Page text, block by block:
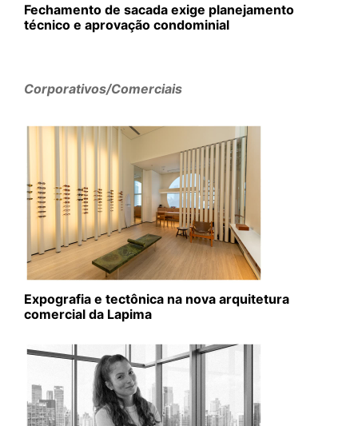
Fechamento de sacada exige planejamento
técnico e aprovação condominial
Corporativos/Comerciais
Expografia e tectônica na nova arquitetura
comercial da Lapima